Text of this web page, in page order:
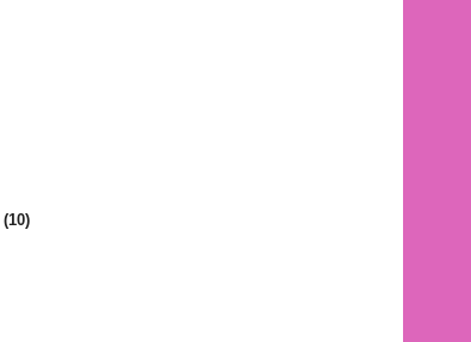
(10)